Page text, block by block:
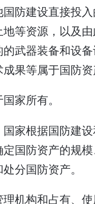
防建设直接投入
等资源，以及
武器装备和设
果等属于国防资
家所有。
家根据国防建设
国防资产的规
分国防资产。
机构和占有、使